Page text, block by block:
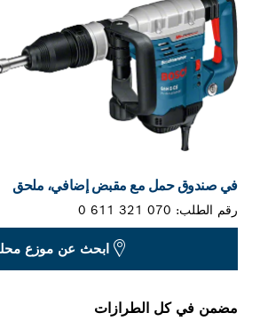
في صندوق حمل مع مقبض إضافي، ملحق
رقم الطلب:0 611 321 070
ابحث عن موزع محلي
مضمن في كل الطرازات